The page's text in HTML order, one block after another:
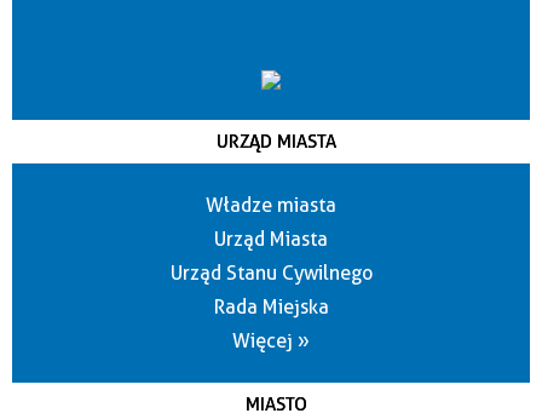
URZĄD MIASTA
Władze miasta
Urząd Miasta
Urząd Stanu Cywilnego
Rada Miejska
Więcej »
MIASTO